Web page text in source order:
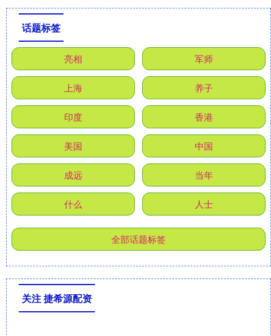
话题标签
亮相 军师
上海 养子
印度 香港
美国 中国
成远 当年
什么 人士
全部话题标签
关注 捷希源配资